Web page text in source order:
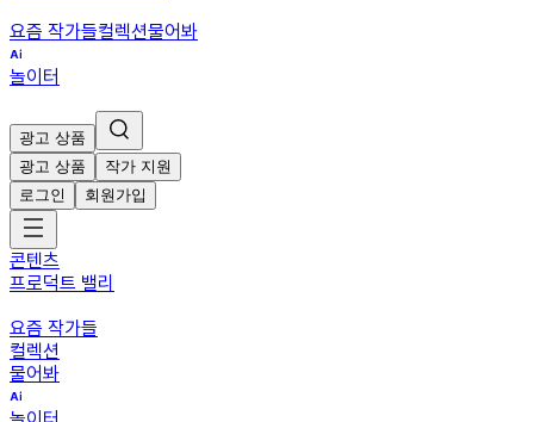
요즘 작가들컬렉션물어봐
놀이터
광고 상품
광고 상품
작가 지원
로그인
회원가입
콘텐츠
프로덕트 밸리
요즘 작가들
컬렉션
물어봐